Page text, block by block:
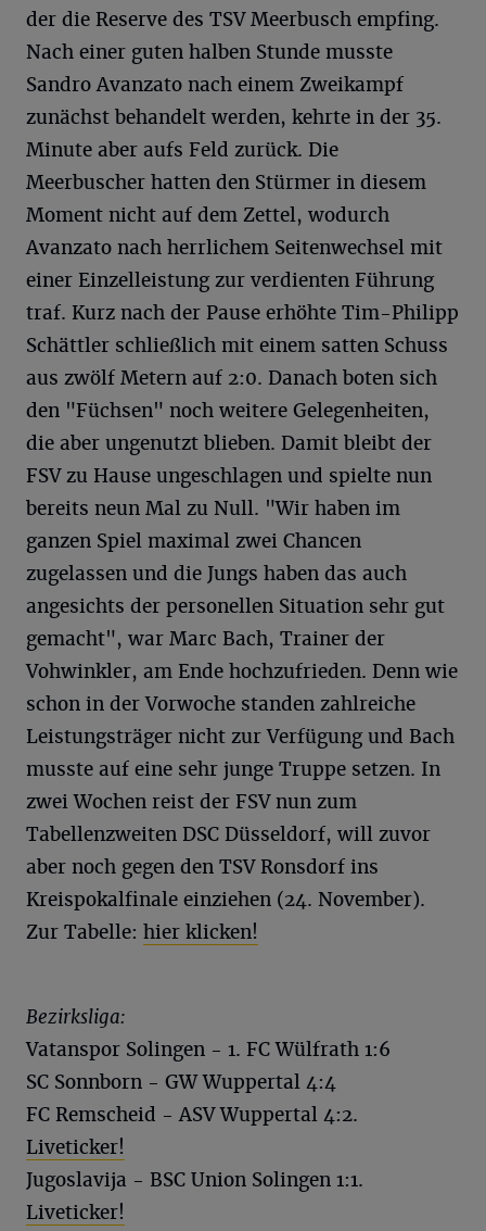
der die Reserve des TSV Meerbusch empfing.
Nach einer guten halben Stunde musste
Sandro Avanzato nach einem Zweikampf
zunächst behandelt werden, kehrte in der 35.
Minute aber aufs Feld zurück. Die
Meerbuscher hatten den Stürmer in diesem
Moment nicht auf dem Zettel, wodurch
Avanzato nach herrlichem Seitenwechsel mit
einer Einzelleistung zur verdienten Führung
traf. Kurz nach der Pause erhöhte Tim-Philipp
Schättler schließlich mit einem satten Schuss
aus zwölf Metern auf 2:0. Danach boten sich
den "Füchsen" noch weitere Gelegenheiten,
die aber ungenutzt blieben. Damit bleibt der
FSV zu Hause ungeschlagen und spielte nun
bereits neun Mal zu Null. "Wir haben im
ganzen Spiel maximal zwei Chancen
zugelassen und die Jungs haben das auch
angesichts der personellen Situation sehr gut
gemacht", war Marc Bach, Trainer der
Vohwinkler, am Ende hochzufrieden. Denn wie
schon in der Vorwoche standen zahlreiche
Leistungsträger nicht zur Verfügung und Bach
musste auf eine sehr junge Truppe setzen. In
zwei Wochen reist der FSV nun zum
Tabellenzweiten DSC Düsseldorf, will zuvor
aber noch gegen den TSV Ronsdorf ins
Kreispokalfinale einziehen (24. November).
Zur Tabelle: hier klicken!
Bezirksliga:
Vatanspor Solingen - 1. FC Wülfrath 1:6
SC Sonnborn - GW Wuppertal 4:4
FC Remscheid - ASV Wuppertal 4:2.
Liveticker!
Jugoslavija - BSC Union Solingen 1:1.
Liveticker!